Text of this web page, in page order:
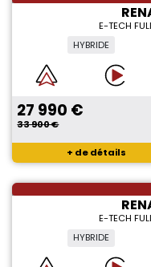
E-TECH
HYBRIDE
27 990 €
33 900 €
+ de détails
E-TECH
HYBRIDE